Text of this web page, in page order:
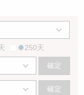
250天
確定
確定